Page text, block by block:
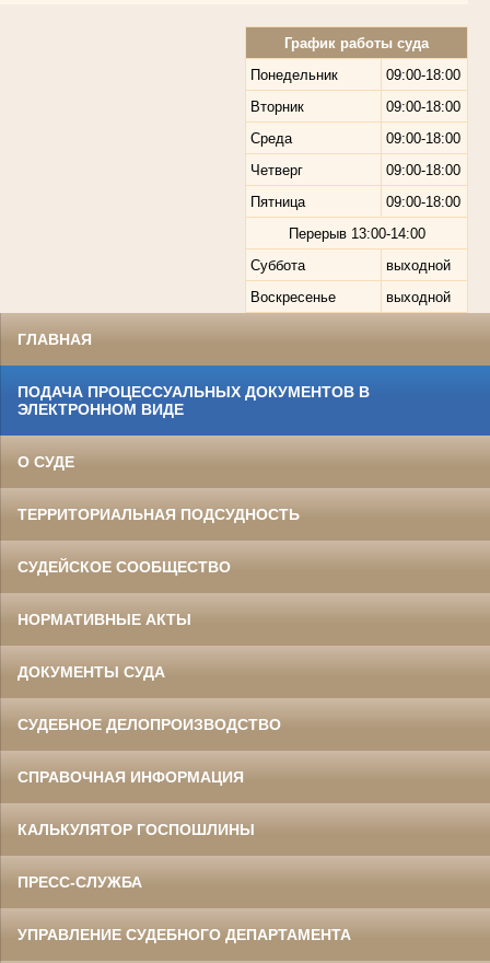
График работы суда
Понедельник
09:00-18:00
Вторник
09:00-18:00
Среда
09:00-18:00
Четверг
09:00-18:00
Пятница
09:00-18:00
Перерыв 13:00-14:00
Суббота
выходной
Воскресенье
выходной
ГЛАВНАЯ
ПОДАЧА ПРОЦЕССУАЛЬНЫХ ДОКУМЕНТОВ В
ЭЛЕКТРОННОМ ВИДЕ
О СУДЕ
ТЕРРИТОРИАЛЬНАЯ ПОДСУДНОСТЬ
СУДЕЙСКОЕ СООБЩЕСТВО
НОРМАТИВНЫЕ АКТЫ
ДОКУМЕНТЫ СУДА
СУДЕБНОЕ ДЕЛОПРОИЗВОДСТВО
СПРАВОЧНАЯ ИНФОРМАЦИЯ
КАЛЬКУЛЯТОР ГОСПОШЛИНЫ
ПРЕСС-СЛУЖБА
УПРАВЛЕНИЕ СУДЕБНОГО ДЕПАРТАМЕНТА